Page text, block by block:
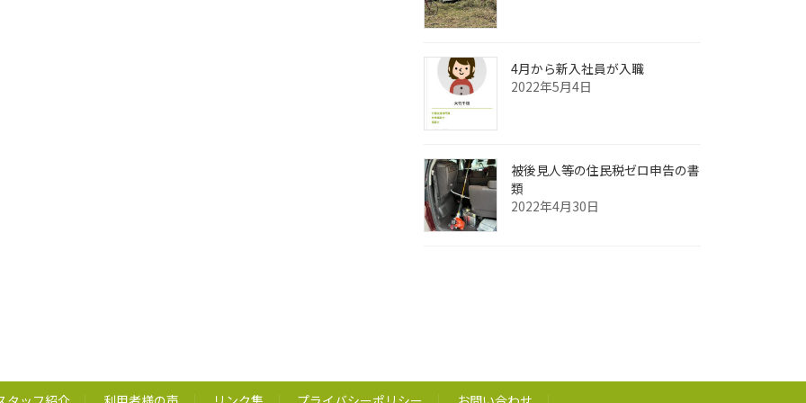
4月から新入社員が入職
2022年5月4日
被後見人等の住民税ゼロ申告の書
類
2022年4月30日